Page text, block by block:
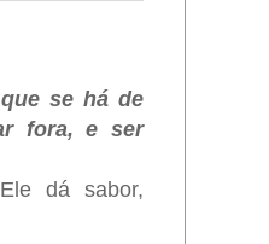
se há de
fora, e ser
dá sabor,